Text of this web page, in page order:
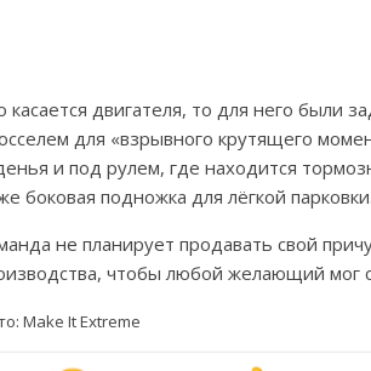
касается двигателя, то для него были
для «взрывного крутящего
и под рулем, где находится
боковая подножка для лёгкой парковки.
не планирует продавать свой
чтобы любой желающий мог
Make It Extreme